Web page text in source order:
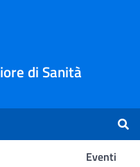
di Sanità
Eventi